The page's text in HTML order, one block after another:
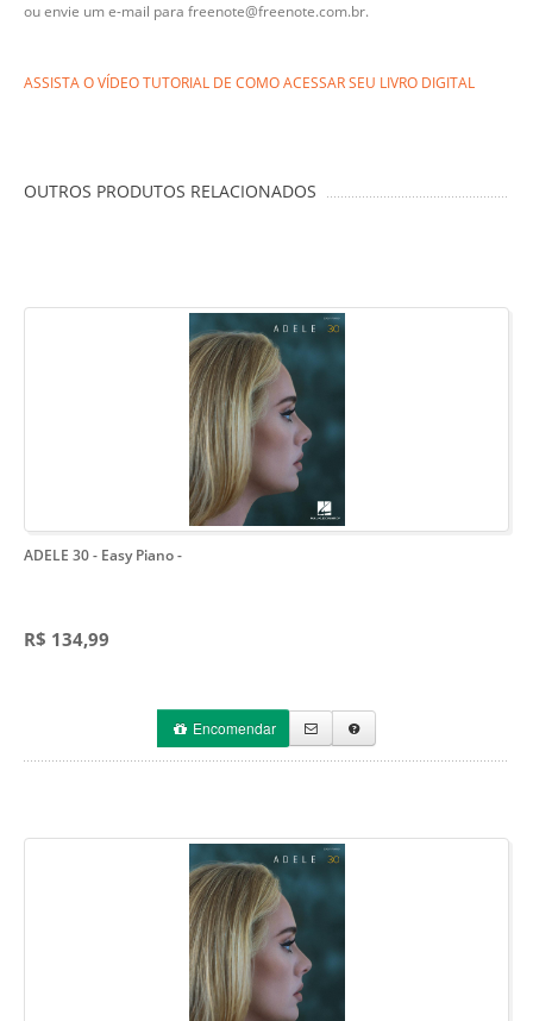
ou envie um e-mail para freenote@freenote.com.br.
ASSISTA O VÍDEO TUTORIAL DE COMO ACESSAR SEU LIVRO DIGITAL
OUTROS PRODUTOS RELACIONADOS
ADELE 30 - Easy Piano-
R$ 134,99
Encomendar